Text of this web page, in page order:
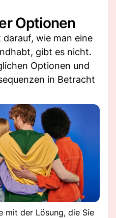
Optionen
wie man eine
gibt es nicht.
Optionen und
in Betracht
mit der Lösung, die Sie